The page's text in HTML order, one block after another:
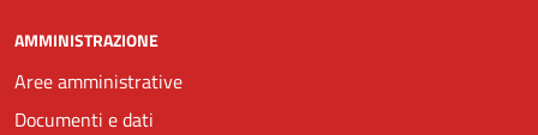
AMMINISTRAZIONE
Aree amministrative
Documenti e dati